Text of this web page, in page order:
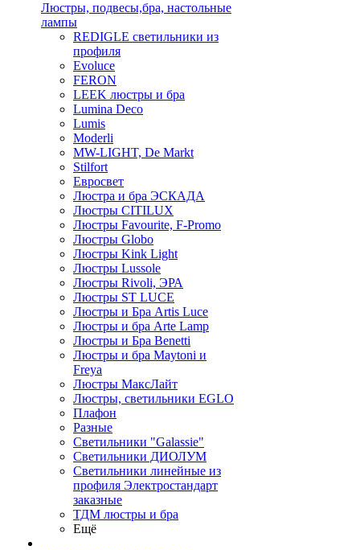
Люстры, подвесы,бра, настольные
лампы
REDIGLE светильники из
профиля
Evoluce
FERON
LEEK люстры и бра
Lumina Deco
Lumis
Moderli
MW-LIGHT, De Markt
Stilfort
Евросвет
Люстра и бра ЭСКАДА
Люстры CITILUX
Люстры Favourite, F-Promo
Люстры Globo
Люстры Kink Light
Люстры Lussole
Люстры Rivoli, ЭРА
Люстры ST LUCE
Люстры и Бра Artis Luce
Люстры и бра Arte Lamp
Люстры и Бра Benetti
Люстры и бра Maytoni и
Freya
Люстры МаксЛайт
Люстры, светильники EGLO
Плафон
Разные
Светильники "Galassie"
Светильники ДИОЛУМ
Светильники линейные из
профиля Электростандарт
заказные
ТДМ люстры и бра
Ещё